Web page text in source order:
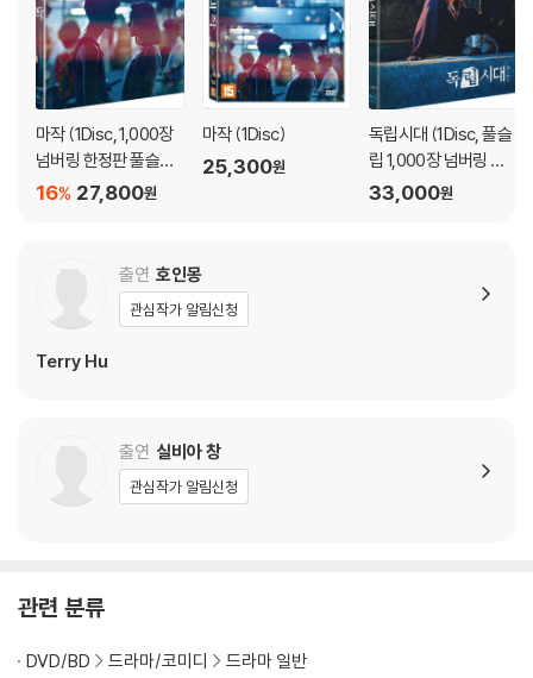
마작 (1Disc, 1,000장
넘버링 한정판 풀슬립)
: 블루레이27,800원
16%
마작 (1Disc)
25,300원
독립시대 (1Disc, 풀슬
립 1,000장 넘버링 한
정판) : 블루레이
33,000원
출연 호인몽
관심작가 알림신청
Terry Hu
출연 실비아 창
관심작가 알림신청
관련 분류
DVD/BD 드라마/코미디
드라마 일반